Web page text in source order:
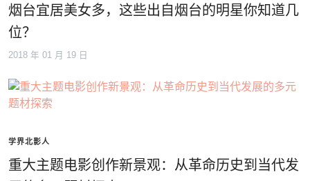
烟台宜居美女多，这些出自烟台的明星你知道几
位？
2018 年 01 月 19 日
学界北影人
重大主题电影创作新景观：从革命历史到当代发